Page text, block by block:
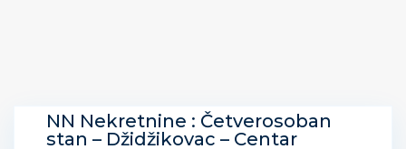
NN Nekretnine : Četverosoban
stan – Džidžikovac – Centar